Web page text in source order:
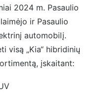
2024 m. Pasaulio
ir Pasaulio
automobilį.
visą „Kia“ hibridinių
įskaitant: